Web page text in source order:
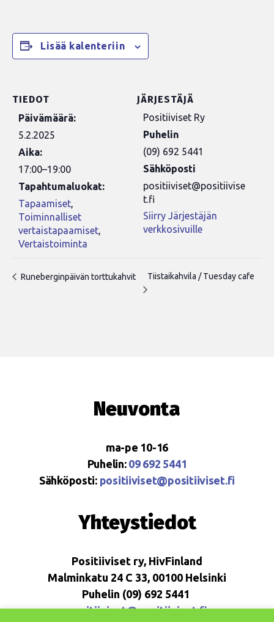
Lisää kalenteriin
TIEDOT
Päivämäärä:
5.2.2025
Aika:
17:00–19:00
Tapahtumaluokat:
Tapaamiset,
Toiminnalliset
vertaistapaamiset,
Vertaistoiminta
JÄRJESTÄJÄ
Positiiviset Ry
Puhelin
(09) 692 5441
Sähköposti
positiiviset@positiivise
t.fi
Siirry Järjestäjän
verkkosivuille
Runeberginpäivän torttukahvit Tiistaikahvila / Tuesday cafe
Neuvonta
ma-pe 10-16
Puhelin: 09 692 5441
Sähköposti: positiiviset@positiiviset.fi
Yhteystiedot
Positiiviset ry, HivFinland
Malminkatu 24 C 33, 00100 Helsinki
Puhelin (09) 692 5441
positiiviset@positiiviset.fi